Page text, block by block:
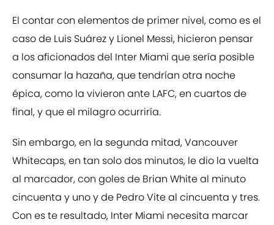
El contar con elementos de primer nivel, como es el
caso de Luis Suárez y Lionel Messi, hicieron pensar
a los aficionados del Inter Miami que sería posible
consumar la hazaña, que tendrían otra noche
épica, como la vivieron ante LAFC, en cuartos de
final, y que el milagro ocurriría.
Sin embargo, en la segunda mitad, Vancouver
Whitecaps, en tan solo dos minutos, le dio la vuelta
al marcador, con goles de Brian White al minuto
cincuenta y uno y de Pedro Vite al cincuenta y tres.
Con es te resultado, Inter Miami necesita marcar